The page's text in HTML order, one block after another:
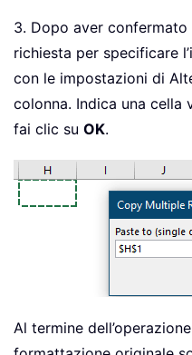
3. Dopo aver confermato
richiesta per specificare
con le impostazioni di
colonna. Indica una cella
fai clic su OK.
Al termine